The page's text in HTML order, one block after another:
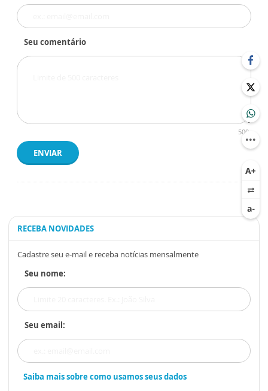
Seu comentário
500
ENVIAR
RECEBA NOVIDADES
Cadastre seu e-mail e receba notícias mensalmente
Seu nome:
Seu email:
Saiba mais sobre como usamos seus dados